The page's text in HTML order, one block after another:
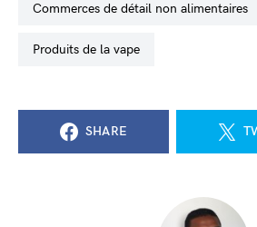
commerces de détail non alimentaires
produits de la vape
SHARE